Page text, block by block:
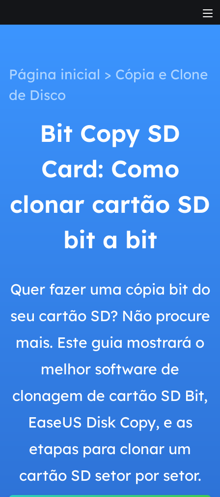
Página inicial > Cópia e Clone
de Disco
Bit Copy SD
Card: Como
clonar cartão SD
bit a bit
Quer fazer uma cópia bit do
seu cartão SD? Não procure
mais. Este guia mostrará o
melhor software de
clonagem de cartão SD Bit,
EaseUS Disk Copy, e as
etapas para clonar um
cartão SD setor por setor.